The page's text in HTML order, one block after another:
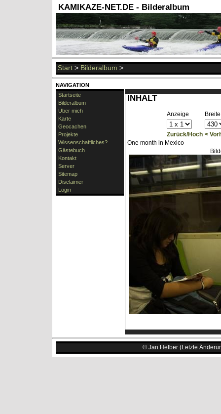
KAMIKAZE-NET.DE - Bilderalbum
Start > Bilderalbum >
NAVIGATION
Startseite
Bilderalbum
Über mich
Karte
Geocachen
Projekte
Wissenschaftliches?
Gästebuch
Kontakt
Server
Sitemap
Disclaimer
Login
INHALT
Anzeige Breite
Zurück/Hoch <
One month in Mexico
© Jan Helber (Letzte